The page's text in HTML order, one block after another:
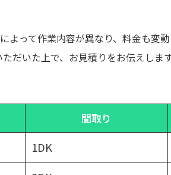
って作業内容が異なり、料金も変
だいた上で、お見積りをお伝えします
間取り
1DK